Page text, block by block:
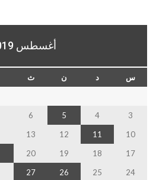
أغسطس 2019
س د ن ث
3
4
5
6
10
11
12
13
17
18
19
20
24
25
26
27